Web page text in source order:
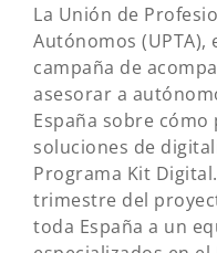
La Unión de
Autónomos (UPTA),
campaña de
asesorar a
España sobre
soluciones de
Programa Kit
trimestre del
toda España a un